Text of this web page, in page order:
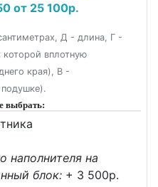
от 25 100р.
Д - длина, Г -
которой вплотную
края), В -
выбрать:
наполнителя на
блок: + 3 500p.